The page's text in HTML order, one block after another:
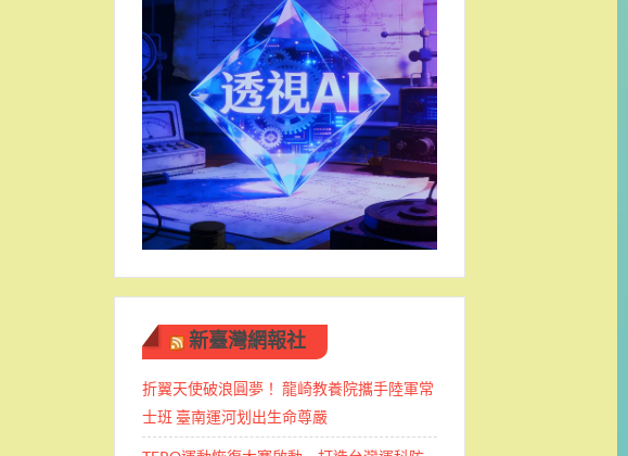
新臺灣網報社
折翼天使破浪圓夢！ 龍崎教養院攜手陸軍常
士班 ​臺南運河划出生命尊嚴